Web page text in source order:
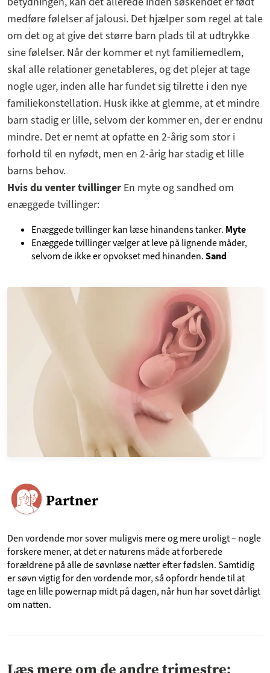
medføre følelser af jalousi. Det hjælper som regel at tale
om det og at give det større barn plads til at udtrykke
sine følelser. Når der kommer et nyt familiemedlem,
skal alle relationer genetableres, og det plejer at tage
nogle uger, inden alle har fundet sig tilrette i den nye
familiekonstellation. Husk ikke at glemme, at et mindre
barn stadig er lille, selvom der kommer en, der er endnu
mindre. Det er nemt at opfatte en 2-årig som stor i
forhold til en nyfødt, men en 2-årig har stadig et lille
barns behov.
Hvis du venter tvillinger En myte og sandhed om
enæggede tvillinger:
Enæggede tvillinger kan læse hinandens tanker. Myte
Enæggede tvillinger vælger at leve på lignende måder,
selvom de ikke er opvokset med hinanden.Sand
Partner
Den vordende mor sover muligvis mere og mere uroligt – nogle
forskere mener, at det er naturens måde at forberede
forældrene på alle de søvnløse nætter efter fødslen. Samtidig
er søvn vigtig for den vordende mor, så opfordr hende til at
tage en lille powernap midt på dagen, når hun har sovet dårligt
om natten.